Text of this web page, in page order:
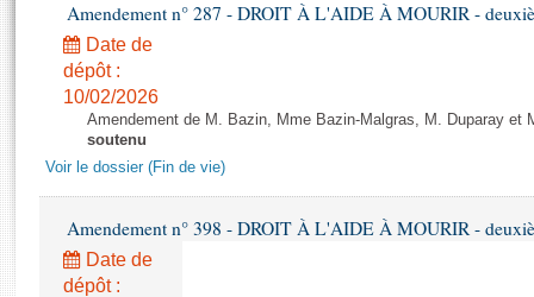
Projets de loi
Propositions de loi
Amendements
Textes adoptés
Rapports d'information
Rapports d'enquête
Rapports législatifs
Rapports sur l'application des lois
Baromètre de l’application des lois
Histoire
Juniors
Anciennes législatures
Liens vers les sites publics
Contacts et plan d'accès
Photos libres de droit
Amendement n° 287 - DROIT À L'AIDE À MOURIR -
Date de
dépôt :
10/02/2026
Amendement de M. Bazin, Mme Bazin-Malgras, M. Duparay et
soutenu
Voir le dossier (Fin de vie)
Amendement n° 398 - DROIT À L'AIDE À MOURIR -
Date de
dépôt :